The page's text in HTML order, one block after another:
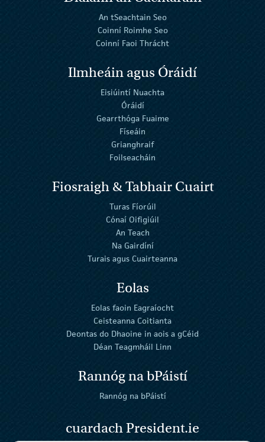
An tSeachtain Seo
Coinní Roimhe Seo
Coinní Faoi Thrácht
Ilmheáin agus Óráidí
Eisiúintí Nuachta
Óráidí
Gearrthóga Fuaime
Físeáin
Grianghraif
Foilseacháin
Fiosraigh & Tabhair Cuairt
Turas Fíorúil
Cónaí Oifigiúil
An Teach
Na Gairdíní
Turais agus Cuairteanna
Eolas
Eolas faoin Eagraíocht
Ceisteanna Coitianta
Deontas do Dhaoine in aois a gCéid
Déan Teagmháil Linn
Rannóg na bPáistí
Rannóg na bPáistí
cuardach President.ie